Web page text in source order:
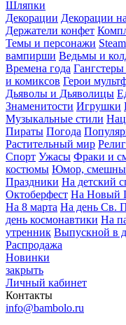
Шляпки
Декорации Декорации
Держатели конфет
Темы и персонажи
вампирши Ведьмы и
Времена года
и комиксов Герои
Дьяволы и Дьяволицы
Знаменитости Игрушки
Музыкальные стили
Пираты Погода
Растительный мир
Спорт Ужасы Фраки и
костюмы Юмор,
Праздники На детский
Октоберфест На Новый
На 8 марта На день Св.
день космонавтики На
утренник Выпускной в
Распродажа
Новинки
закрыть
Личный кабинет
Контакты
info@bambolo.ru